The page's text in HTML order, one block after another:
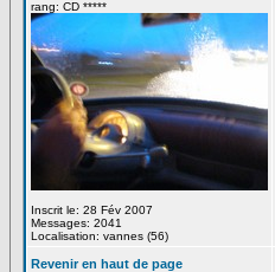
rang: CD *****
Inscrit le: 28 Fév 2007
Messages: 2041
Localisation: vannes (56)
Revenir en haut de page